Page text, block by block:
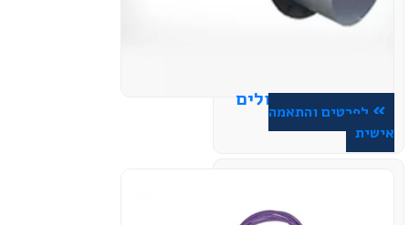
גופי חימום טבולים
לפרטים והתאמה
אישית